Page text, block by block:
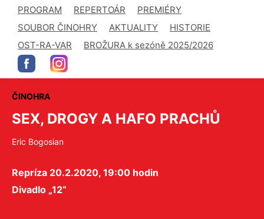
PROGRAM REPERTOÁR
PREMIÉRY
SOUBOR ČINOHRY
AKTUALITY
HISTORIE
OST-RA-VAR
BROŽURA k sezóně 2025/2026
ČINOHRA
SEX, DROGY A HAFO PRACHŮ
Eric Bogosian
Repríza 20.2.2020, 19:00 hodin
Divadlo „12“